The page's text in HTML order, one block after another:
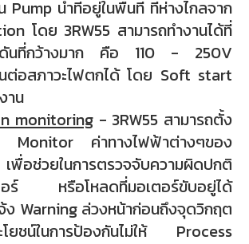
Pump น้ำที่อยู่ในพื่นที่ ที่ห่างไกลจาก
โดย 3RW55 สามารถทำงานได้ที่
ดันที่กว้างมาก คือ 110 - 250V
ต่อสภาวะไฟตกได้ โดย Soft start
าน
monitoring- 3RW55 สามารถตั้ง
Monitor ค่าทางไฟฟ้าต่างๆของ
พื่อช่วยในการตรวจจับความผิดปกติ
อร์ หรือโหลดที่มอเตอร์ขับอยู่ได้
ง Warning ล่วงหน้าก่อนถึงจุดวิกฤต
โยชน์ในการป้องกันไม่ให้ Process